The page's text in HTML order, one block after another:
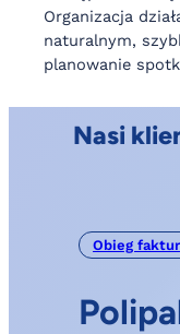
Organizacja
naturalnym,
planowanie
Nasi
Obieg faktur